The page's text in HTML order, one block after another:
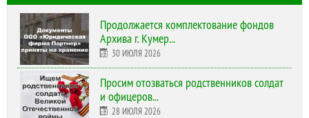
Продолжается комплектование фондов
Архива г. Кумер...
30 ИЮЛЯ 2026
Просим отозваться родственников солдат
и офицеров...
28 ИЮЛЯ 2026